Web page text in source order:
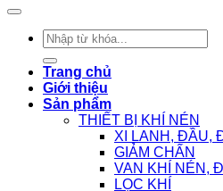
Tìm
kiếm:
Trang chủ
Giới thiệu
Sản phẩm
THIẾT BỊ KHÍ NÉN
XI LANH, ĐẦU,
GIẢM CHẤN
VAN KHÍ NÉN,
LỌC KHÍ